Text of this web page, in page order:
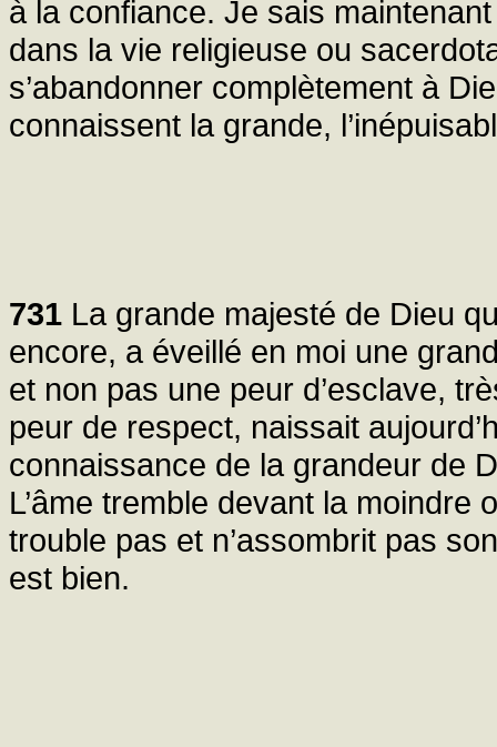
à la confiance. Je sais
dans la vie religieuse ou
s’abandonner complètement à
connaissent la grande,
731 La grande majesté de Dieu
encore, a éveillé en moi une
et non pas une peur d’esclave,
peur de respect, naissait
connaissance de la grandeur de
L’âme tremble devant la moindre
trouble pas et n’assombrit pas
est bien.